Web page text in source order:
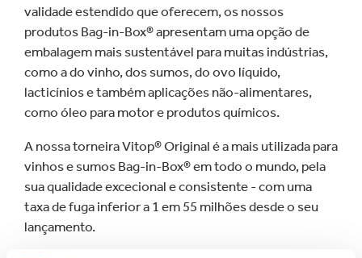
validade estendido que oferecem, os nossos
produtos Bag-in-Box® apresentam uma opção de
embalagem mais sustentável para muitas indústrias,
como a do vinho, dos sumos, do ovo líquido,
lacticínios e também aplicações não-alimentares,
como óleo para motor e produtos químicos.
A nossa torneira Vitop® Original é a mais utilizada para
vinhos e sumos Bag-in-Box® em todo o mundo, pela
sua qualidade excecional e consistente - com uma
taxa de fuga inferior a 1 em 55 milhões desde o seu
lançamento.